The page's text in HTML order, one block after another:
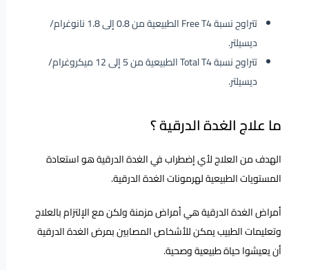
تتراوح نسبة Free T4 الطبيعية من 0.8 إلى 1.8 نانوغرام/
ديسيلتر.
تتراوح نسبة Total T4 الطبيعية من 5 إلى 12 ميكروغرام/
ديسيلتر.
ما علاج الغدة الدرقية ؟
الهدف من العلاج لأي إضطراب في الغدة الدرقية هو استعادة
المستويات الطبيعية لهرمونات الغدة الدرقية.
أمراض الغدة الدرقية هي أمراض مزمنة ولكن مع الإلتزام بالعلاج
وتعليمات الطبيب يمكن للأشخاص المصابين بمرض الغدة الدرقية
أن يعيشوا حياة طبيعية وصحية.